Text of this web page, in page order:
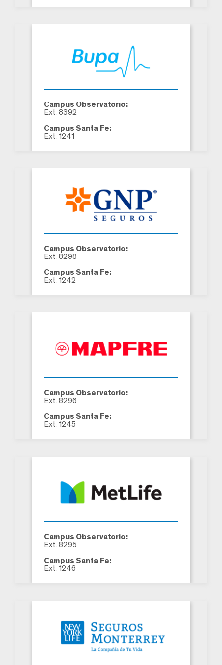
Campus Observatorio:
Ext. 8392
Campus Santa Fe:
Ext. 1241
Campus Observatorio:
Ext. 8298
Campus Santa Fe:
Ext. 1242
Campus Observatorio:
Ext. 8296
Campus Santa Fe:
Ext. 1245
Campus Observatorio:
Ext. 8295
Campus Santa Fe:
Ext. 1246